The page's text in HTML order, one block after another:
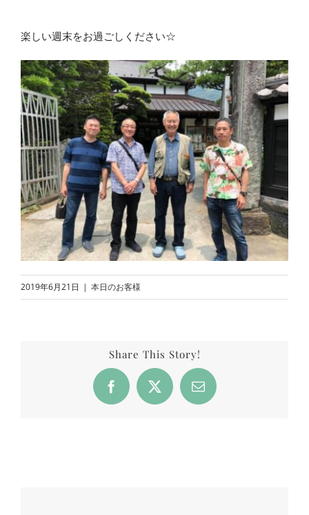
楽しい週末をお過ごしください☆
2019年6月21日 | 本日のお客様
Share This Story!
Facebook
X Email